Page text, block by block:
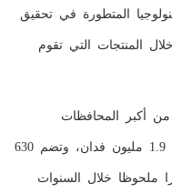
المتطورة في تحقيق
المنتجات التي تقوم
أكبر المحافظات
الزراعية على مستوى الجمهورية بإجمالي 1.9 مليون فدان، وتضم 630
ملحوظا خلال السنوات